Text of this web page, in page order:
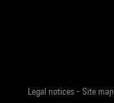
Legal notices- Site map